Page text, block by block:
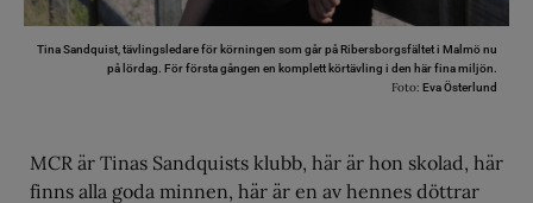
Tina Sandquist, tävlingsledare för körningen som går på Ribersborgsfältet i Malmö nu
på lördag. För första gången en komplett körtävling i den här fina miljön.
Foto: Eva Österlund
MCR är Tinas Sandquists klubb, här är hon skolad, här
finns alla goda minnen, här är en av hennes döttrar